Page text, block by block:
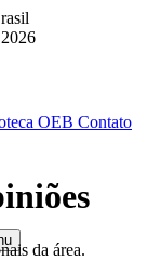
OEB Contato
da área.